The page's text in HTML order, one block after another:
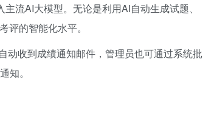
流AI大模型。无论是利用AI自动生成试题、
的智能化水平。
动收到成绩通知邮件，管理员也可通过系统批
知。